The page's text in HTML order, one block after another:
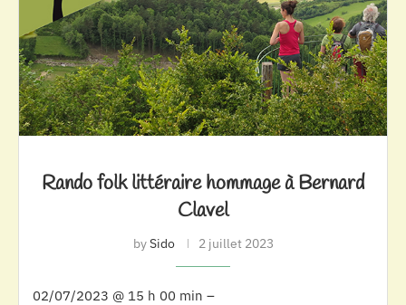
Rando folk littéraire hommage à Bernard
Clavel
bySido 2 juillet 2023
02/07/2023 @ 15 h 00 min –